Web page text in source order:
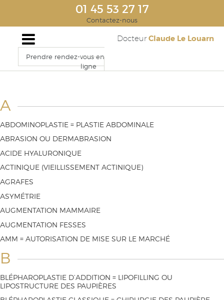
01 45 53 27 17
Contactez-nous
Docteur Claude Le Louarn
Prendre rendez-vous en
ligne
A
ABDOMINOPLASTIE = PLASTIE ABDOMINALE
ABRASION OU DERMABRASION
ACIDE HYALURONIQUE
ACTINIQUE (VIEILLISSEMENT ACTINIQUE)
AGRAFES
ASYMÉTRIE
AUGMENTATION MAMMAIRE
AUGMENTATION FESSES
AMM = AUTORISATION DE MISE SUR LE MARCHÉ
B
BLÉPHAROPLASTIE D’ADDITION = LIPOFILLING OU
LIPOSTRUCTURE DES PAUPIÈRES